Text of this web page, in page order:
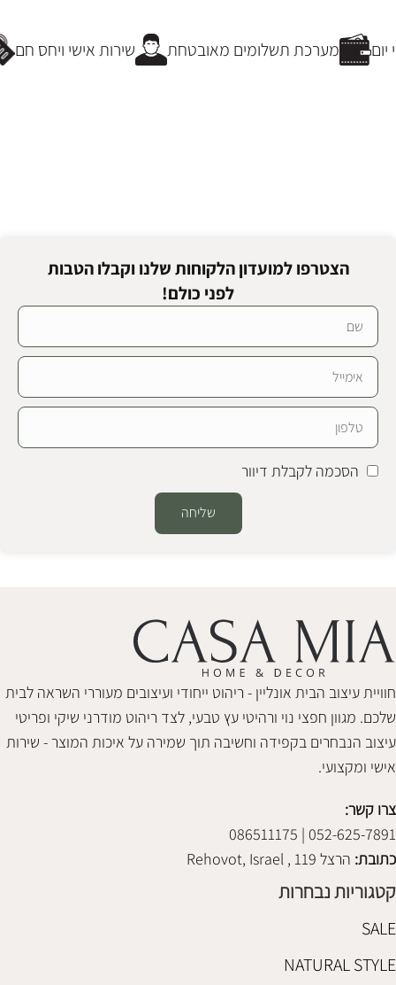
שירות אישי ויחס חם מערכת תשלומים מאובטחת
הצטרפו למועדון הלקוחות שלנו וקבלו הטבות
לפני כולם!
הסכמה לקבלת דיוור
שליחה
חוויית עיצוב הבית אונליין - ריהוט ייחודי ועיצובים מעוררי השראה לבית
שלכם. מגוון חפצי נוי ורהיטי עץ טבעי, לצד ריהוט מודרני שיקי ופריטי
עיצוב הנבחרים בקפידה וחשיבה תוך שמירה על איכות המוצר - שירות
אישי ומקצועי.
צרו קשר:
052-625-7891 | 086511175
כתובת: הרצל 119 , Rehovot, Israel
קטגוריות נבחרות
SALE
NATURAL STYLE